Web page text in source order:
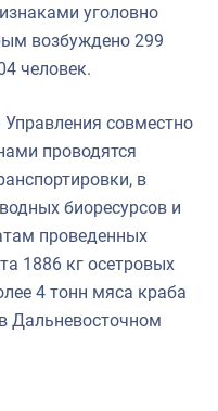
уголовно
возбуждено 299
человек.
совместно
проводятся
в
биоресурсов и
проведенных
1886 кг осетровых
4 тонн мяса краба
Дальневосточном